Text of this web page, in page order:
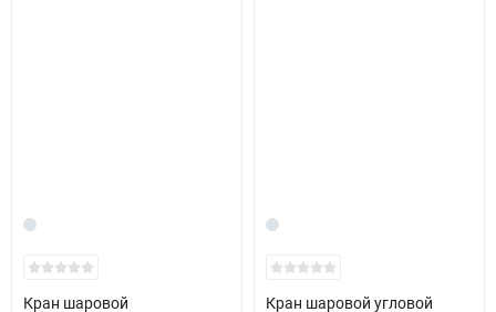
Кран шаровой
Кран шаровой угловой